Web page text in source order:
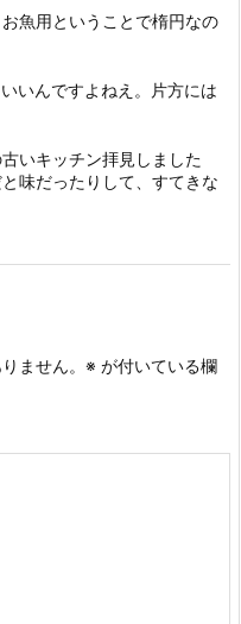
魚用ということで楕円なの
いんですよねえ。片方には
いキッチン拝見しました
味だったりして、すてきな
ません。 ※ が付いている欄